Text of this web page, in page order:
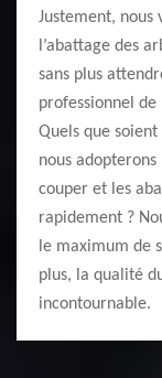
Justement, nous
l’abattage des
sans plus
professionnel de
Quels que
nous
couper et les
rapidement ?
le maximum de
plus, la qualité
incontournable.